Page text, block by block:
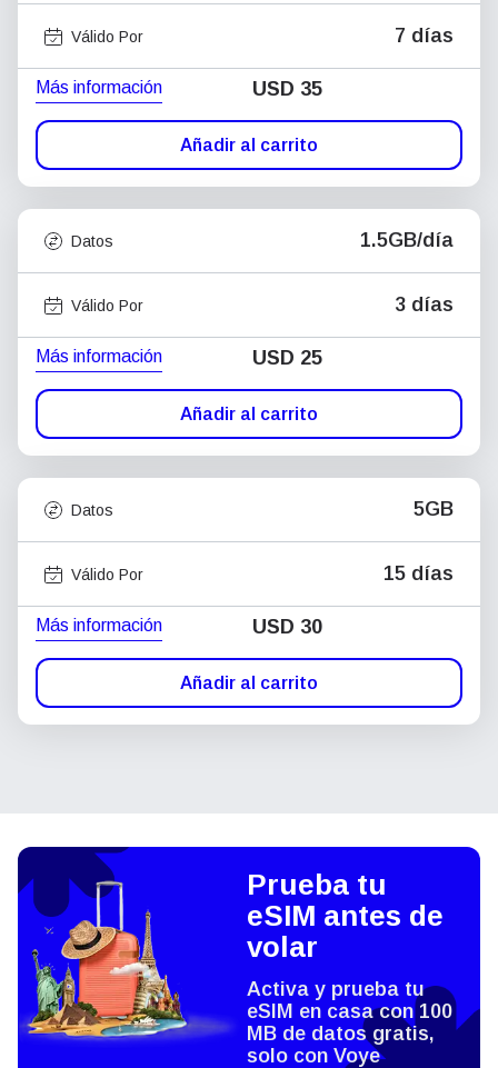
Válido Por 7 días
Más información USD 35
Añadir al carrito
Datos 1.5GB/día
Válido Por 3 días
Más información USD 25
Añadir al carrito
Datos 5GB
Válido Por 15 días
Más información USD 30
Añadir al carrito
Prueba tu
eSIM antes de
volar
Activa y prueba tu
eSIM en casa con 100
MB de datos gratis,
solo con Voye